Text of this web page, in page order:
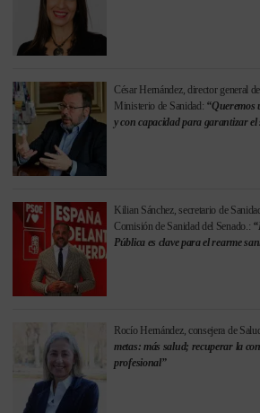
César Hernández, director general
Ministerio de Sanidad: “Queremos
y con capacidad para garantizar
Kilian Sánchez, secretario de
Comisión de Sanidad del Senado.:
Pública es clave para el rearme
Rocío Hernández, consejera de
metas: más salud; recuperar la
profesional”